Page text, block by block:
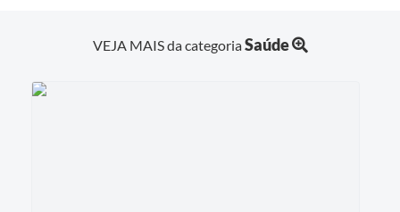
VEJA MAIS da categoriaSaúde